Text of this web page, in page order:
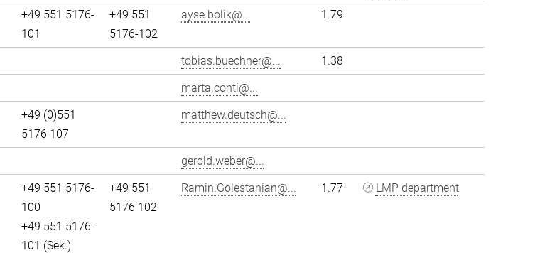
+49 551 5176-
101
+49 551
5176-102
ayse.bolik@... 1.79
tobias.buechner@...
1.38
marta.conti@...
+49 (0)551
5176 107
matthew.deutsch@...
gerold.weber@...
+49 551 5176-
100
+49 551 5176-
101 (Sek.)
+49 551
5176 102
Ramin.Golestanian@... 1.77 LMP department